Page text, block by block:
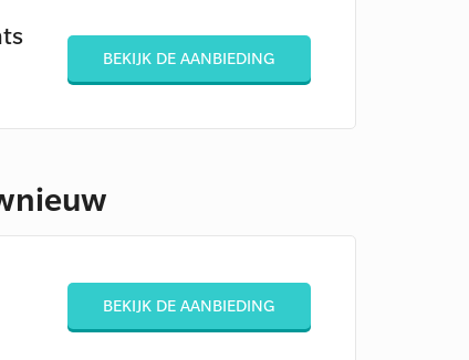
BEKIJK DE AANBIEDING
BEKIJK DE AANBIEDING